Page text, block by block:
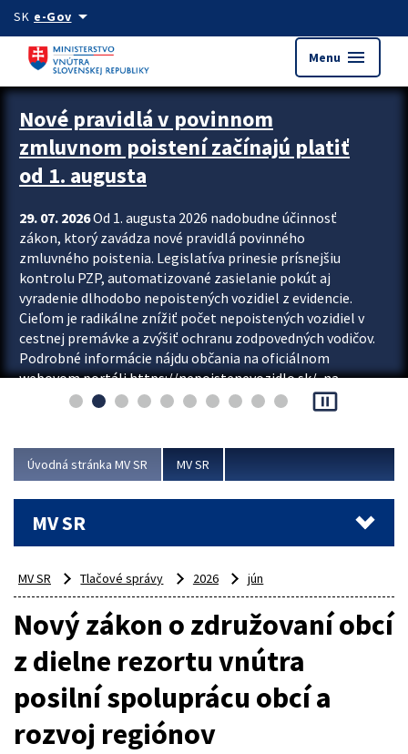
Preskocit na hlavný obsah
SK e-Govarrow_drop_down
Menu menu
Zastavit automatický posun upútavok
Nové pravidlá v povinnom
zmluvnom poistení začínajú platiť
od 1. augusta
29. 07. 2026Od 1. augusta 2026 nadobudne účinnosť
zákon, ktorý zavádza nové pravidlá povinného
zmluvného poistenia. Legislatíva prinesie prísnejšiu
kontrolu PZP, automatizované zasielanie pokút aj
vyradenie dlhodobo nepoistených vozidiel z evidencie.
Cieľom je radikálne znížiť počet nepoistených vozidiel v
cestnej premávke a zvýšiť ochranu zodpovedných vodičov.
Podrobné informácie nájdu občania na oficiálnom
webovom portáli https://nepoistenevozidlo.sk/, na
ktorom od augusta pribudne aj možnosť overiť si...
pause_presentation
Úvodná stránka MV SR MV SR
MV SR
MV SR Tlačové správy 2026 jún
Nový zákon o združovaní obcí
z dielne rezortu vnútra
posilní spoluprácu obcí a
rozvoj regiónov